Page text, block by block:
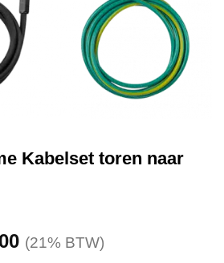
Kabelset toren naar
Huidige
(21% BTW)